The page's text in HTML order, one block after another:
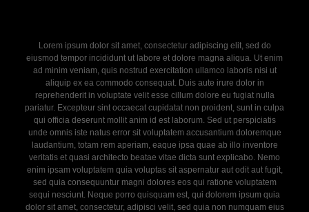
Lorem ipsum dolor sit amet, consectetur adipiscing elit, sed do
eiusmod tempor incididunt ut labore et dolore magna aliqua. Ut enim
ad minim veniam, quis nostrud exercitation ullamco laboris nisi ut
aliquip ex ea commodo consequat. Duis aute irure dolor in
reprehenderit in voluptate velit esse cillum dolore eu fugiat nulla
pariatur. Excepteur sint occaecat cupidatat non proident, sunt in culpa
qui officia deserunt mollit anim id est laborum. Sed ut perspiciatis
unde omnis iste natus error sit voluptatem accusantium doloremque
laudantium, totam rem aperiam, eaque ipsa quae ab illo inventore
veritatis et quasi architecto beatae vitae dicta sunt explicabo. Nemo
enim ipsam voluptatem quia voluptas sit aspernatur aut odit aut fugit,
sed quia consequuntur magni dolores eos qui ratione voluptatem
sequi nesciunt. Neque porro quisquam est, qui dolorem ipsum quia
dolor sit amet, consectetur, adipisci velit, sed quia non numquam eius